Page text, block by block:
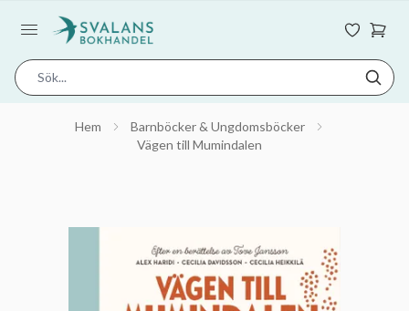
Hem
Barnböcker & Ungdomsböcker
Vägen till Mumindalen